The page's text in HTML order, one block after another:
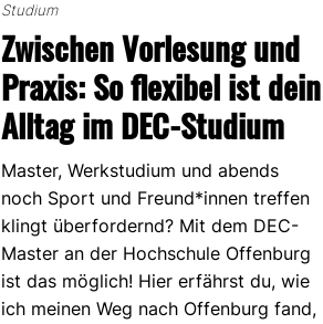
Life
of
Marlene
–
mehr
als
Vorlesungen
und
Projekte"
Studium
Zwischen Vorlesung und
Praxis: So flexibel ist dein
Alltag im DEC-Studium
Master, Werkstudium und abends
noch Sport und Freund*innen treffen
klingt überfordernd? Mit dem DEC-
Master an der Hochschule Offenburg
ist das möglich! Hier erfährst du, wie
ich meinen Weg nach Offenburg fand,